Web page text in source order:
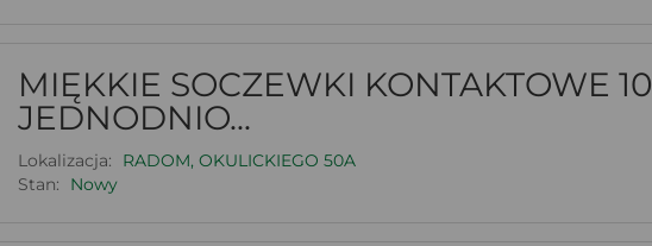
MIĘKKIE SOCZEWKI KONTAKTOWE 10
JEDNODNIO...
Lokalizacja:
RADOM, OKULICKIEGO 50A
Stan:
Nowy